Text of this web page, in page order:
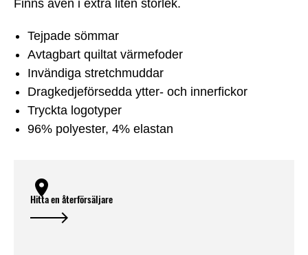
Finns även i extra liten storlek.
Tejpade sömmar
Avtagbart quiltat värmefoder
Invändiga stretchmuddar
Dragkedjeförsedda ytter- och innerfickor
Tryckta logotyper
96% polyester, 4% elastan
Hitta en återförsäljare